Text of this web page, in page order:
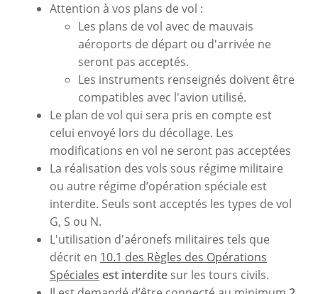
Attention à vos plans de vol :
Les plans de vol avec de mauvais
aéroports de départ ou d'arrivée ne
seront pas acceptés.
Les instruments renseignés doivent être
compatibles avec l'avion utilisé.
Le plan de vol qui sera pris en compte est
celui envoyé lors du décollage. Les
modifications en vol ne seront pas acceptées
La réalisation des vols sous régime militaire
ou autre régime d’opération spéciale est
interdite. Seuls sont acceptés les types de vol
G, S ou N.
L'utilisation d'aéronefs militaires tels que
décrit en 10.1 des Règles des Opérations
Spéciales est interdite sur les tours civils.